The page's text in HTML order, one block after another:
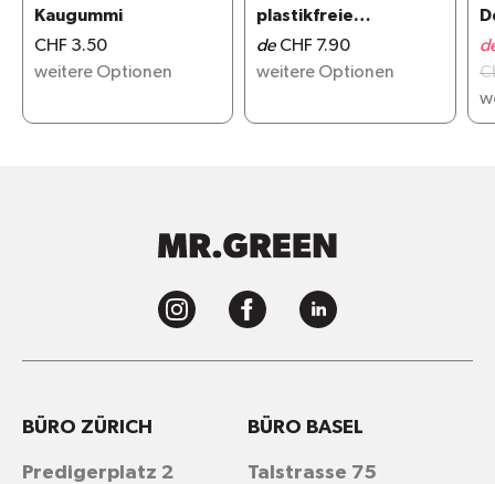
Kaugummi
CHF 3.50
weitere Optionen
plastikfreie
Alternative zu
Feuchttüchern
de CHF 7.90
weitere Optionen
BÜRO ZÜRICH
Predigerplatz 2
BÜRO BASEL
Talstrasse 75